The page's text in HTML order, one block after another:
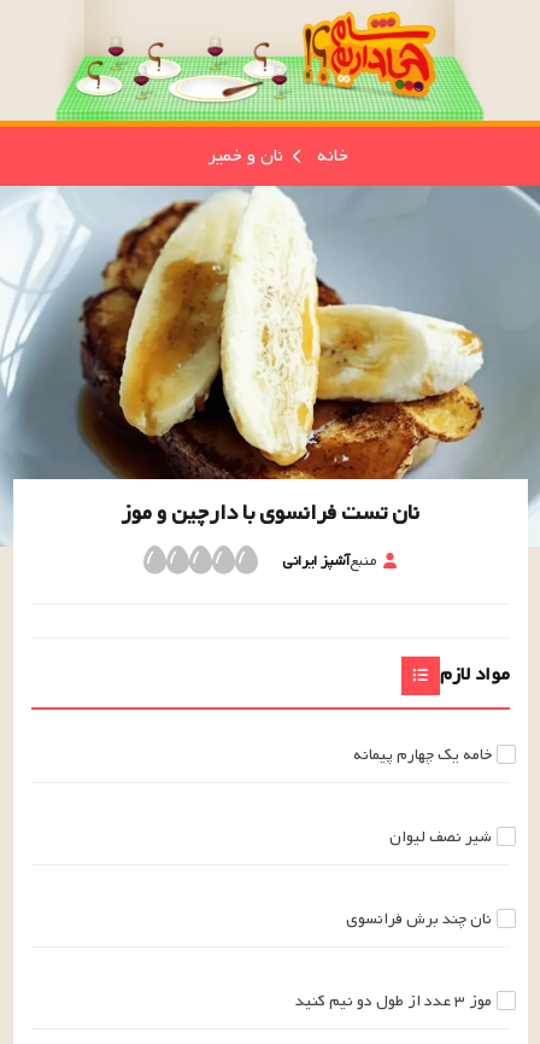
خانه نان و خمیر
نان تست فرانسوی با دارچین و موز
منبعآشپز ایرانی
مواد لازم
خامهیک چهارمپیمانه
شیر نصفلیوان
نانچندبرشفرانسوی
موز۳عدداز طول دو نیم کنید